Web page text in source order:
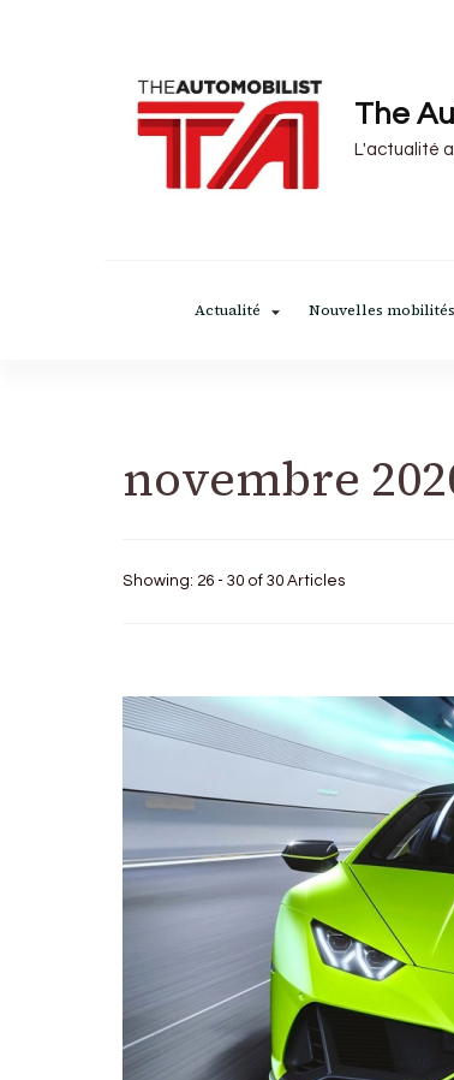
The
L'actualité
Actualité Nouvelles mobilités
novembre
Showing: 26 - 30 of 30 Articles